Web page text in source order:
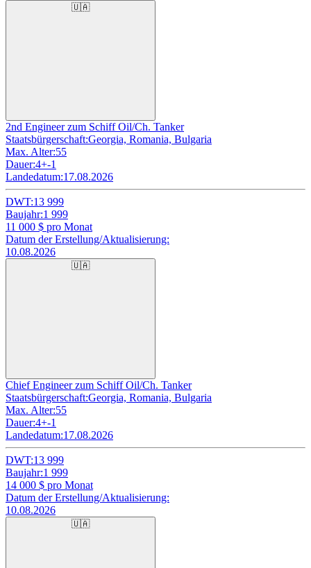
🇺🇦
2nd Engineer zum Schiff Oil/Ch. Tanker
Staatsbürgerschaft:Georgia, Romania, Bulgaria
Max. Alter:55
Dauer:4+-1
Landedatum:17.08.2026
DWT:13 999
Baujahr:1 999
11 000 $ pro Monat
Datum der Erstellung/Aktualisierung:
10.08.2026
🇺🇦
Chief Engineer zum Schiff Oil/Ch. Tanker
Staatsbürgerschaft:Georgia, Romania, Bulgaria
Max. Alter:55
Dauer:4+-1
Landedatum:17.08.2026
DWT:13 999
Baujahr:1 999
14 000 $ pro Monat
Datum der Erstellung/Aktualisierung:
10.08.2026
🇺🇦